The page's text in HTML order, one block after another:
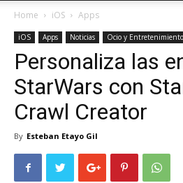
Home iOS Apps
iOS Apps Noticias Ocio y Entretenimiento
Personaliza las
StarWars con
Crawl Creator
By Esteban Etayo Gil